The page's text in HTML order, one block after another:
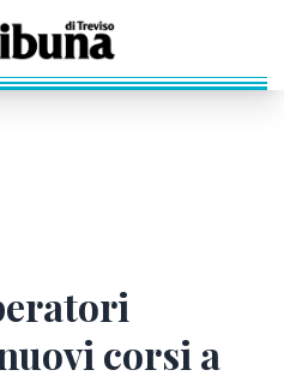
corsi a